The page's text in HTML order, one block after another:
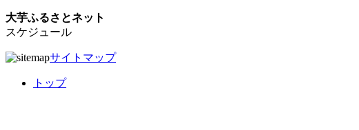
大芋ふるさとネット
スケジュール
サイトマップ
トップ